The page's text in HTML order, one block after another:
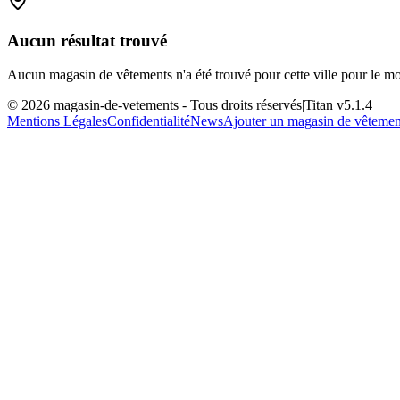
Aucun résultat trouvé
Aucun magasin de vêtements n'a été trouvé pour cette ville pour le
© 2026 magasin-de-vetements - Tous droits réservés|Titan v5.1.4
Mentions LégalesConfidentialitéNewsAjouter un magasin de